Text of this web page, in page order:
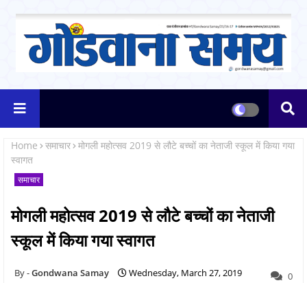
Home समाचार मोगली महोत्सव 2019 से लौटे बच्चों का नेताजी स्कूल में किया गया
स्वागत
समाचार
मोगली महोत्सव 2019 से लौटे बच्चों का नेताजी
स्कूल में किया गया स्वागत
Gondwana Samay Wednesday, March 27, 2019 0